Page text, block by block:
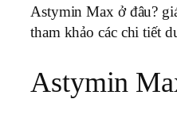
Astymin Max ở đâu?
tham khảo các chi tiết
Astymin